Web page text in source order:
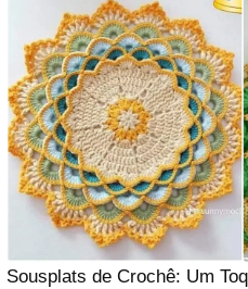
Sousplats de Crochê: Um